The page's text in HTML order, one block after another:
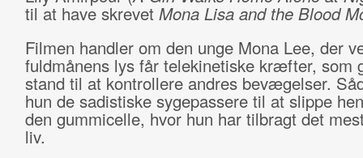
til at have skrevet Mona Lisa and the Blood
Filmen handler om den unge Mona Lee, der
fuldmånens lys får telekinetiske kræfter, som
stand til at kontrollere andres bevægelser.
hun de sadistiske sygepassere til at slippe
den gummicelle, hvor hun har tilbragt det
liv.